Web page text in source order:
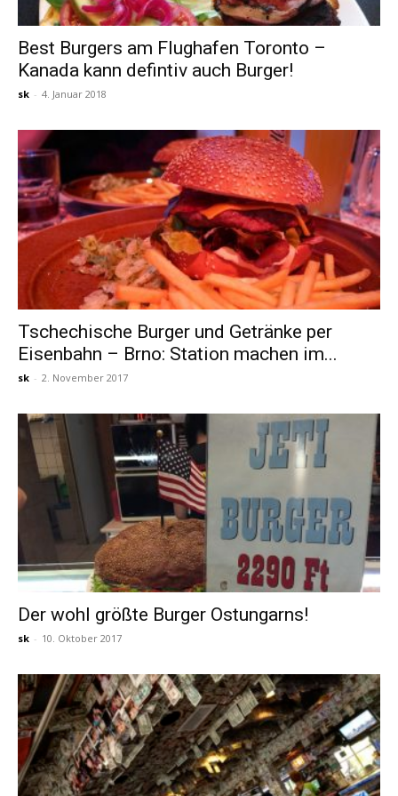
Best Burgers am Flughafen Toronto –
Kanada kann defintiv auch Burger!
sk - 4. Januar 2018
Tschechische Burger und Getränke per
Eisenbahn – Brno: Station machen im...
sk - 2. November 2017
Der wohl größte Burger Ostungarns!
sk - 10. Oktober 2017